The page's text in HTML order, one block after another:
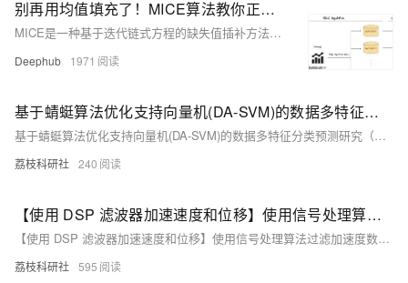
别再用均值填充了！MICE算法教你正确处理缺失数据
MICE是一种基于迭代链式方程的缺失值插补方法，通过构建后验分布并生成多个完整数据集，有效量化不确定性。相比简单填补，MICE利用变量间复杂关系，提升插补准确性，适用于多变量关联、缺失率高的场景。本文结合PMM与线性回归，详解其机制并对比效果，验证其在统计推断中的优势。
Deephub 1971
基于蜻蜓算法优化支持向量机(DA-SVM)的数据多特征分类预测研究（Matlab代码实现）
基于蜻蜓算法优化支持向量机(DA-SVM)的数据多特征分类预测研究（Matlab代码实现）
荔枝科研社 240
【使用 DSP 滤波器加速速度和位移】使用信号处理算法过滤加速度数据并将其转换为速度和位移研究（Matlab代码实现）
【使用 DSP 滤波器加速速度和位移】使用信号处理算法过滤加速度数据并将其转换为速度和位移研究（Matlab代码实现）
荔枝科研社 595